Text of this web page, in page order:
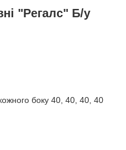
"Регалс" Б/у
боку 40, 40, 40, 40